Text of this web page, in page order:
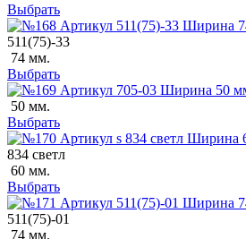
Выбрать
511(75)-33
74 мм.
Выбрать
50 мм.
Выбрать
834 светл
60 мм.
Выбрать
511(75)-01
74 мм.